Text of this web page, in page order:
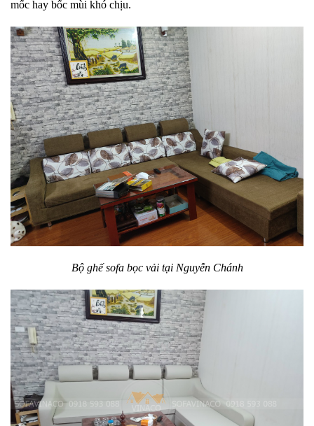
mốc hay bốc mùi khó chịu.
Bộ ghế sofa bọc vải tại Nguyễn Chánh